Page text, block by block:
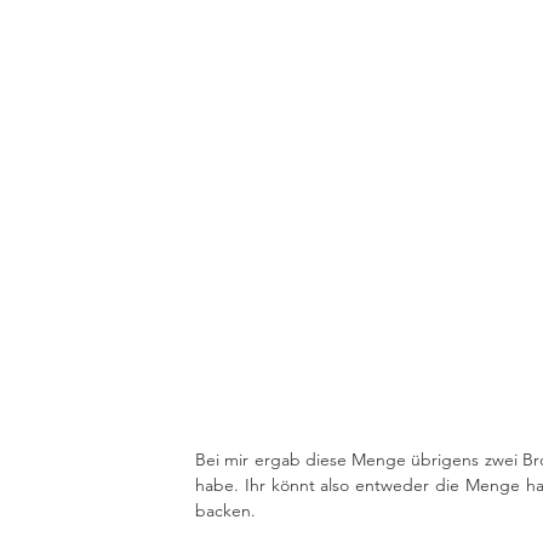
Bei mir ergab diese Menge übrigens zwei
habe. Ihr könnt also entweder die Menge
backen.